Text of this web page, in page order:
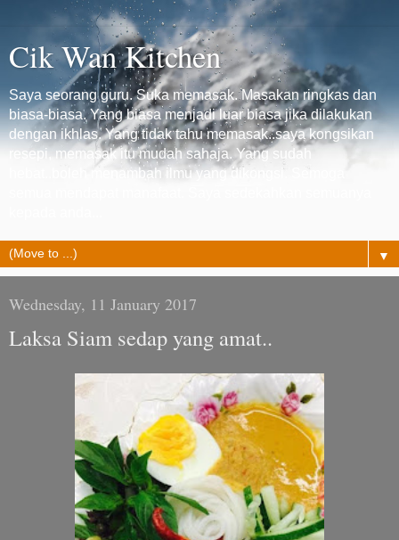
Cik Wan Kitchen
Saya seorang guru. Suka memasak. Masakan ringkas dan
biasa-biasa. Yang biasa menjadi luar biasa jika dilakukan
dengan ikhlas. Yang tidak tahu memasak..saya kongsikan
resepi, memasak itu mudah sahaja. Yang sudah
hebat..boleh menambah ilmu yang dikongsi. Semoga
▼
Wednesday, 11 January 2017
Laksa Siam sedap yang amat..